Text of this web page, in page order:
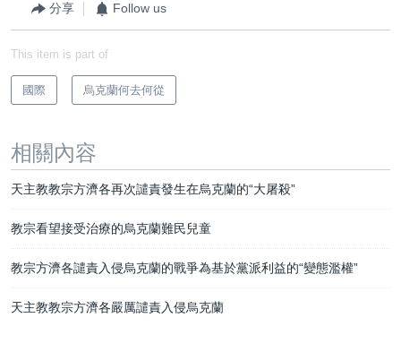
分享 Follow us
This item is part of
國際 烏克蘭何去何從
相關內容
天主教教宗方濟各再次譴責發生在烏克蘭的“大屠殺”
教宗看望接受治療的烏克蘭難民兒童
教宗方濟各譴責入侵烏克蘭的戰爭為基於黨派利益的“變態濫權”
天主教教宗方濟各嚴厲譴責入侵烏克蘭